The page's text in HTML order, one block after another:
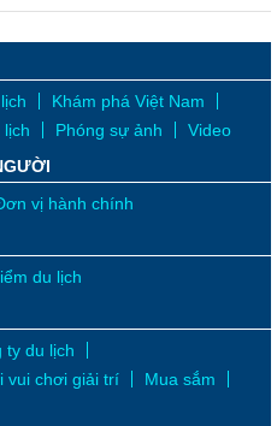
Khám phá Việt Nam
lịch Phóng sự ảnh
Video
vị hành chính
du lịch
ty du lịch
vui chơi giải trí
Mua sắm